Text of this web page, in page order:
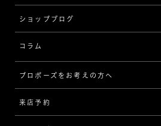
V字
[セッテイングから選ぶ]
ソリテール
ワンサイドメレ
ブライダルアイテム
ショップブログ
コラム
インタビュー
指輪
プロポーズをお考えの方へ
来店予約